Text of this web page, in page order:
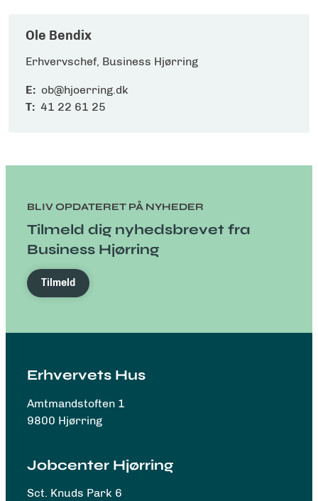
Ole Bendix
Erhvervschef, Business Hjørring
E: ob@hjoerring.dk
T: 41 22 61 25
BLIV OPDATERET PÅ NYHEDER
Tilmeld dig nyhedsbrevet fra
Business Hjørring
Tilmeld
Erhvervets Hus
Amtmandstoften 1
9800 Hjørring
Jobcenter Hjørring
Sct. Knuds Park 6